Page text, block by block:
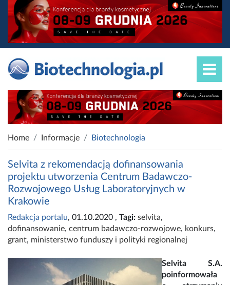
Home Informacje Biotechnologia
Selvita z rekomendacją dofinansowania
projektu utworzenia Centrum Badawczo-
Rozwojowego Usług Laboratoryjnych w
Krakowie
Redakcja portalu, 01.10.2020 , Tagi: selvita,
dofinansowanie, centrum badawczo-rozwojowe, konkurs,
grant, ministerstwo funduszy i polityki regionalnej
Selvita S.A.
poinformowała